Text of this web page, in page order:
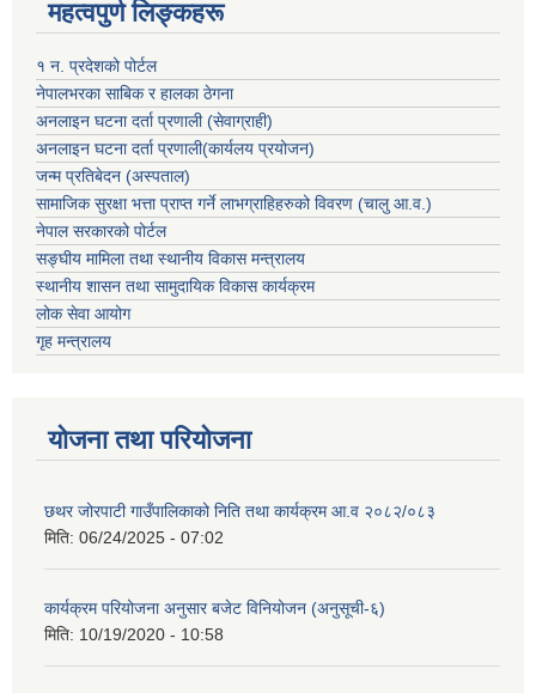
महत्वपुर्ण लिङ्कहरू
१ न. प्रदेशको पोर्टल
नेपालभरका साबिक र हालका ठेगना
अनलाइन घटना दर्ता प्रणाली (सेवाग्राही)
अनलाइन घटना दर्ता प्रणाली(कार्यलय प्रयोजन)
जन्म प्रतिबेदन (अस्पताल)
सामाजिक सुरक्षा भत्ता प्राप्त गर्ने लाभग्राहिहरुको विवरण (चालु आ.व.)
नेपाल सरकारको पोर्टल
सङ्घीय मामिला तथा स्थानीय विकास मन्त्रालय
स्थानीय शासन तथा सामुदायिक विकास कार्यक्रम
लोक सेवा आयोग
गृह मन्त्रालय
योजना तथा परियोजना
छथर जोरपाटी गाउँपालिकाको निति तथा कार्यक्रम आ.व २०८२/०८३
मिति: 06/24/2025 - 07:02
कार्यक्रम परियोजना अनुसार बजेट विनियोजन (अनुसूची-६)
मिति: 10/19/2020 - 10:58